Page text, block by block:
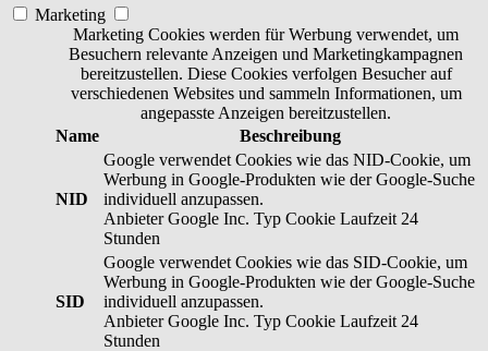
Marketing
Marketing Cookies werden für Werbung verwendet, um
Besuchern relevante Anzeigen und Marketingkampagnen
bereitzustellen. Diese Cookies verfolgen Besucher auf
verschiedenen Websites und sammeln Informationen, um
angepasste Anzeigen bereitzustellen.
Name
Beschreibung
NID
Google verwendet Cookies wie das NID-Cookie, um
Werbung in Google-Produkten wie der Google-Suche
individuell anzupassen.
Anbieter Google Inc. Typ Cookie Laufzeit 24
Stunden
SID
Google verwendet Cookies wie das SID-Cookie, um
Werbung in Google-Produkten wie der Google-Suche
individuell anzupassen.
Anbieter Google Inc. Typ Cookie Laufzeit 24
Stunden